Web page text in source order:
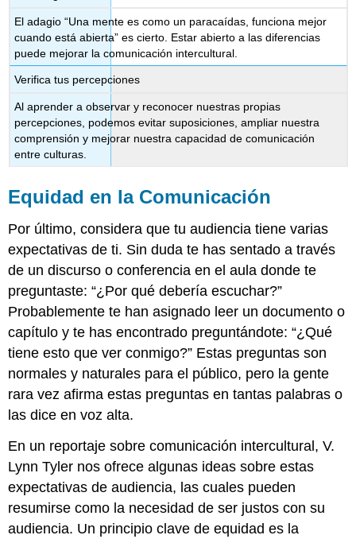
El adagio “Una mente es como un paracaídas, funciona mejor
cuando está abierta” es cierto. Estar abierto a las diferencias
puede mejorar la comunicación intercultural.
Verifica tus percepciones
Al aprender a observar y reconocer nuestras propias
percepciones, podemos evitar suposiciones, ampliar nuestra
comprensión y mejorar nuestra capacidad de comunicación
entre culturas.
Equidad en la Comunicación
Por último, considera que tu audiencia tiene varias
expectativas de ti. Sin duda te has sentado a través
de un discurso o conferencia en el aula donde te
preguntaste: “¿Por qué debería escuchar?”
Probablemente te han asignado leer un documento o
capítulo y te has encontrado preguntándote: “¿Qué
tiene esto que ver conmigo?” Estas preguntas son
normales y naturales para el público, pero la gente
rara vez afirma estas preguntas en tantas palabras o
las dice en voz alta.
En un reportaje sobre comunicación intercultural, V.
Lynn Tyler nos ofrece algunas ideas sobre estas
expectativas de audiencia, las cuales pueden
resumirse como la necesidad de ser justos con su
audiencia. Un principio clave de equidad es la